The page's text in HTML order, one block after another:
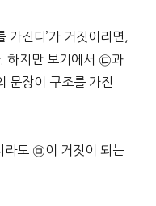
가진다’가 거짓이라면,
하지만 보기에서 ㉢과
문장이 구조를 가진
라도 ㉤이 거짓이 되는